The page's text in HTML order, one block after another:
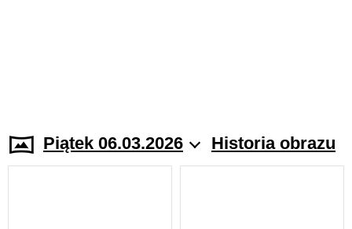
Piątek 06.03.2026 Historia obrazu